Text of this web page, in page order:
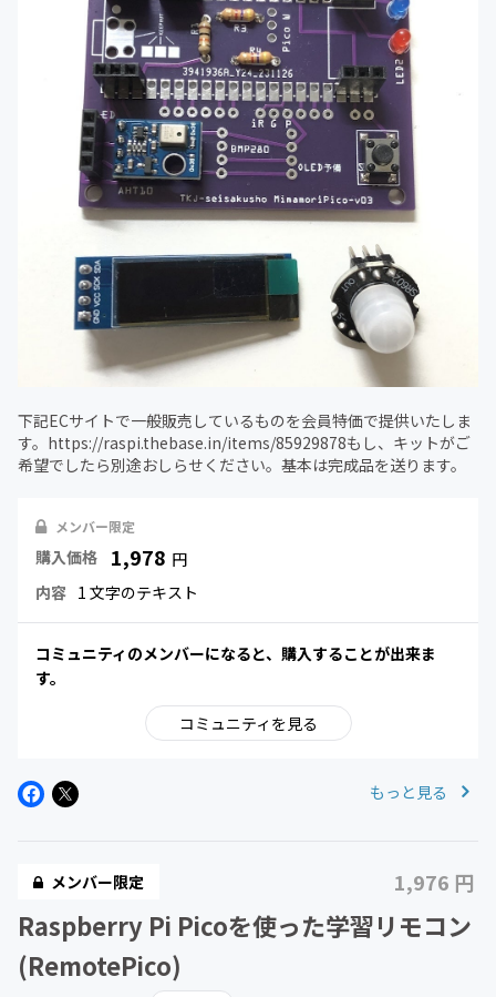
下記ECサイトで一般販売しているものを会員特価で提供いたしま
す。https://raspi.thebase.in/items/85929878もし、キットがご
希望でしたら別途おしらせください。基本は完成品を送ります。
メンバー限定
購入価格 1,978 円
内容 1 文字のテキスト
コミュニティのメンバーになると、購入することが出来ま
す。
コミュニティを見る
もっと見る
メンバー限定 1,976 円
Raspberry Pi Picoを使った学習リモコン
(RemotePico)